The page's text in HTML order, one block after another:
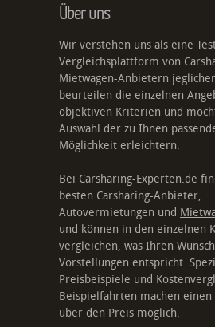
Über uns
Wir verstehen uns als eine
Vergleichsplattform von
Mietwagen-Anbietern
beurteilen die einzelnen
objektiven Kriterien und
Auswahl der zu Ihnen
Möglichkeit erleichtern.
Bei Carsharing-Experten.de
besten Carsharing-Anbieter,
Autovermietungen und
und können in den einzelnen
vergleichen, was Ihren
Vorstellungen entspricht.
Preisbeispiele und
Beispielfahrten machen einen
über den Preis möglich.